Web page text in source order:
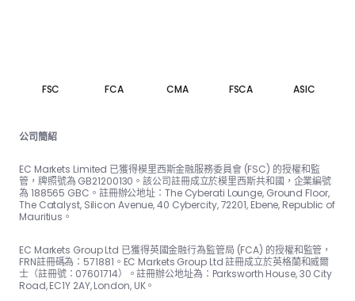
FSC FCA CMA FSCA ASIC
公司簡紹
EC Markets Limited 已獲得模里西斯金融服務委員會 (FSC) 的授權和監
管，牌照號為 GB21200130。該公司註冊成立於模里西斯共和國，企業編號
為 188565 GBC。註冊辦公地址：The Cyber​​ati Lounge, Ground Floor,
The Catalyst, Silicon Avenue, 40 Cyber​​city, 72201, Ebene, Republic of
Mauritius。
EC Markets Group Ltd 已獲得英國金融行為監管局 (FCA) 的授權和監管，
FRN註冊碼為：57188​​1。EC Markets Group Ltd 註冊成立於英格蘭和威爾
士（註冊號：07601714）。註冊辦公地址為：Parksworth House, 30 City
Road, EC1Y 2AY, London, UK。